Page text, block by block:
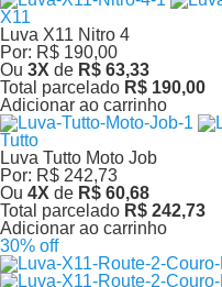
X11
Luva X11 Nitro 4
Por: R$ 190,00
Ou 3X de R$ 63,33
Total parcelado R$ 190,00
Adicionar ao carrinho
Tutto
Luva Tutto Moto Job
Por: R$ 242,73
Ou 4X de R$ 60,68
Total parcelado R$ 242,73
Adicionar ao carrinho
30% off